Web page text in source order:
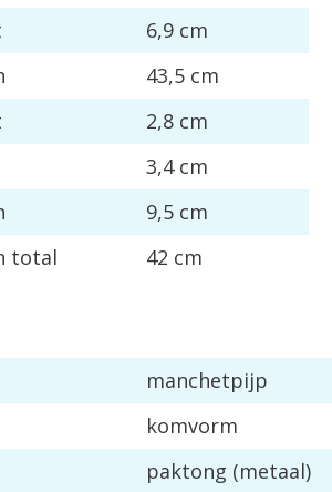
6,9 cm
43,5 cm
2,8 cm
3,4 cm
9,5 cm
total 42 cm
manchetpijp
komvorm
paktong (metaal)